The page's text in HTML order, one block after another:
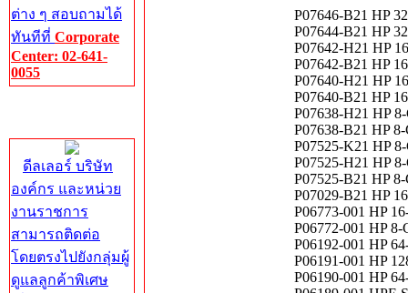
ต่าง ๆ สอบถามได้
ทันทีที่ Corporate
Center: 02-641-
0055
ดีลเลอร์ บริษัท
องค์กร และหน่วย
งานราชการ
สามารถติดต่อ
โดยตรงไปยังกลุ่มผู้
ดูแลลูกค้าพิเศษ
P07646-B21 HP
P07644-B21 HP
P07642-H21 HP
P07642-B21 HP
P07640-H21 HP
P07640-B21 HP
P07638-H21 HP
P07638-B21 HP
P07525-K21 HP
P07525-H21 HP
P07525-B21 HP
P07029-B21 HP
P06773-001 HP
P06772-001 HP
P06192-001 HP
P06191-001 HP
P06190-001 HP